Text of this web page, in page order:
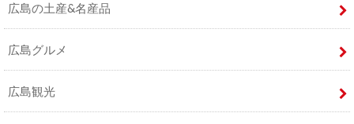
広島の土産&名産品
広島グルメ
広島観光